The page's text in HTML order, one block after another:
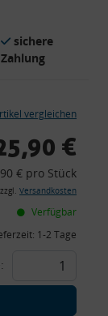
sichere
Zahlung
vergleichen
€
€ pro Stück
Versandkosten
Verfügbar
1-2 Tage